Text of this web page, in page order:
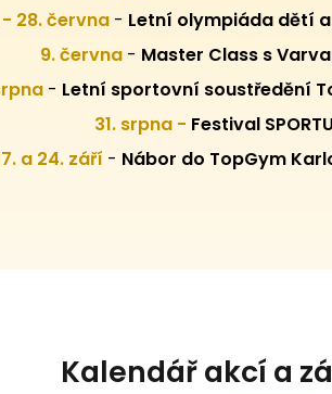
- 28. června - Letní olympiáda dětí
9. června - Master Class s
- Letní sportovní soustředění
31. srpna - Festival
a 24. září - Nábor do TopGym
Kalendář akcí a